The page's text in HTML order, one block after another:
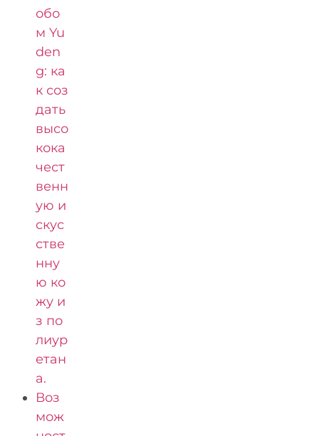
обо
м Yu
den
g: ка
к соз
дать
высо
кока
чест
венн
ую и
скус
стве
нну
ю ко
жу и
з по
лиур
етан
а.
Воз
мож